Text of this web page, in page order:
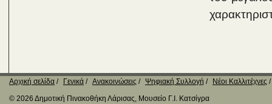
Αρχική σελίδα Γενικά Ανακοινώσεις Ψηφιακή Συλλογή
Νέοι Καλλιτέχνες
© 2026 Δημοτική Πινακοθήκη Λάρισας, Μουσείο Γ.Ι. Κατσίγρα